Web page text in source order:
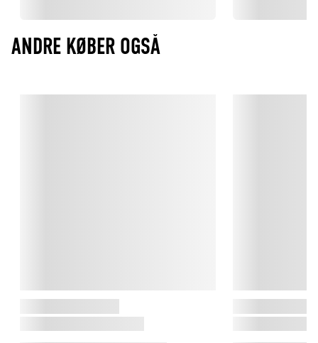
ANDRE KØBER OGSÅ